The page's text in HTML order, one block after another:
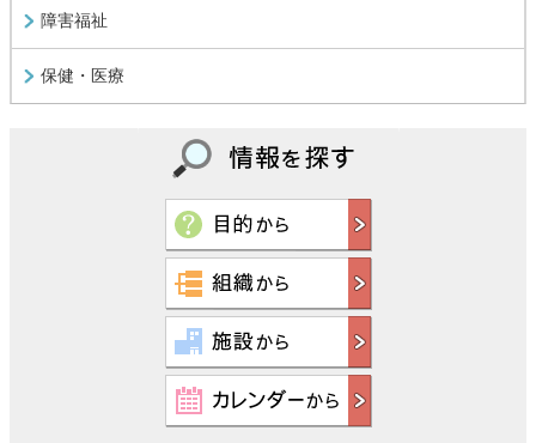
障害福祉
保健・医療